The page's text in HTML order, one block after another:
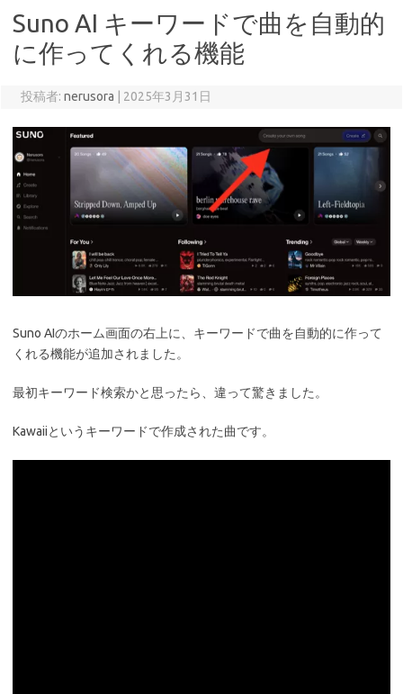
Suno AI キーワードで曲を自動的
に作ってくれる機能
投稿者: nerusora 2025年3月31日
Suno AIのホーム画面の右上に、キーワードで曲を自動的に作って
くれる機能が追加されました。
最初キーワード検索かと思ったら、違って驚きました。
Kawaiiというキーワードで作成された曲です。